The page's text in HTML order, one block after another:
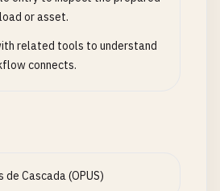
or asset.
related tools to understand
connects.
Cascada (OPUS)